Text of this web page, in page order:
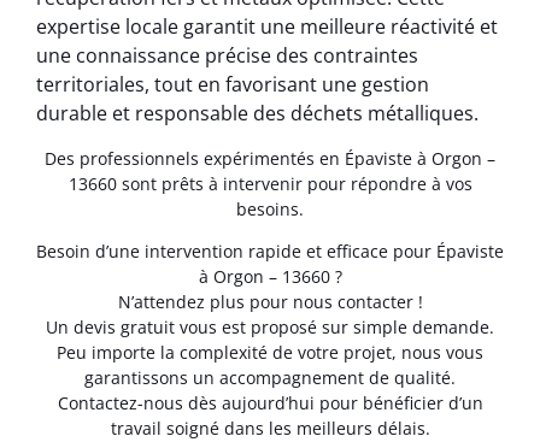
expertise locale garantit une meilleure réactivité et
une connaissance précise des contraintes
territoriales, tout en favorisant une gestion
durable et responsable des déchets métalliques.
Des professionnels expérimentés en Épaviste à Orgon –
13660 sont prêts à intervenir pour répondre à vos
besoins.
Besoin d’une intervention rapide et efficace pour Épaviste
à Orgon – 13660 ?
N’attendez plus pour nous contacter !
Un devis gratuit vous est proposé sur simple demande.
Peu importe la complexité de votre projet, nous vous
garantissons un accompagnement de qualité.
Contactez-nous dès aujourd’hui pour bénéficier d’un
travail soigné dans les meilleurs délais.